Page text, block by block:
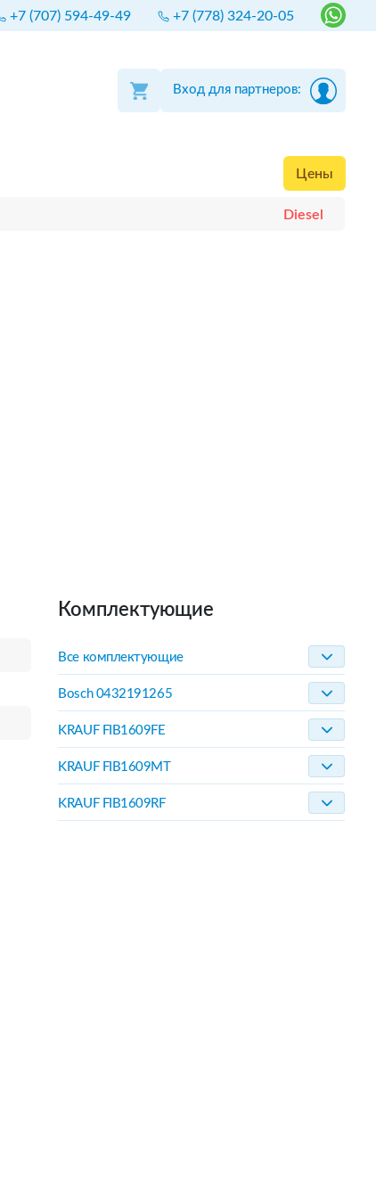
+7 (707) 594-49-49 +7 (778) 324-20-05
Вход для партнеров:
Цены
Diesel
Комплектующие
Все комплектующие
Bosch 0432191265
KRAUF FIB1609FE
KRAUF FIB1609MT
KRAUF FIB1609RF